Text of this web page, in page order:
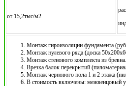
от 15,2тыс/м2
Монтаж гироизоляции фундамента
Монтаж нулевого ряда (доска
Монтаж стенового комплекта из бревна.
Врезка балок перекрытий
Монтаж чернового пола 1 и 2 этажа
В стоимость включены: межвенцовый